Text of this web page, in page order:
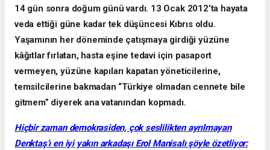
14 gün sonra doğum günü vardı. 13 Ocak 2012’ta hayata
veda ettiği güne kadar tek düşüncesi Kıbrıs oldu.
Yaşamının her döneminde çatışmaya girdiği yüzüne
kâğıtlar fırlatan, hasta eşine tedavi için pasaport
vermeyen, yüzüne kapıları kapatan yöneticilerine,
temsilcilerine bakmadan “Türkiye olmadan cennete bile
gitmem” diyerek ana vatanından kopmadı.
Hiçbir zaman demokrasiden, çok seslilikten ayrılmayan
Denktaş’ı en iyi yakın arkadaşı Erol Manisalı şöyle özetliyor: